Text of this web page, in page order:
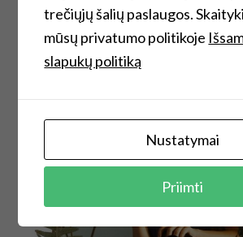
trečiųjų šalių paslaugos.
mūsų privatumo politikoje
slapukų politiką
Nustatymai
Priimti